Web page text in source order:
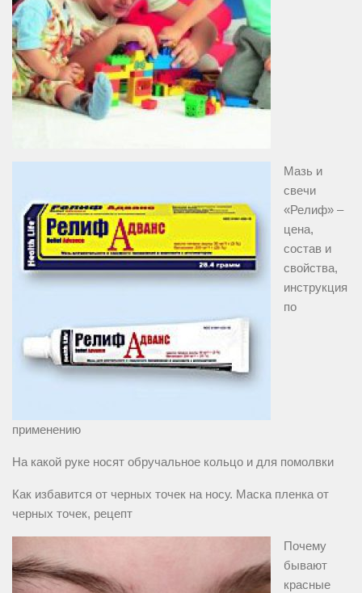
Мазь и
свечи
«Релиф» –
цена,
состав и
свойства,
инструкция
по
применению
На какой руке носят обручальное кольцо и для помолвки
Как избавится от черных точек на носу. Маска пленка от
черных точек, рецепт
Почему
бывают
красные